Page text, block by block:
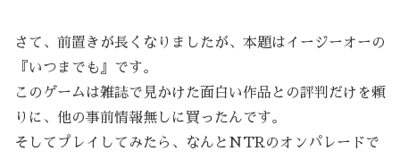
さて、前置きが長くなりましたが、本題はイージーオーの
『いつまでも』です。
このゲームは雑誌で見かけた面白い作品との評判だけを頼
りに、他の事前情報無しに買ったんです。
そしてプレイしてみたら、なんとNTRのオンパレードで